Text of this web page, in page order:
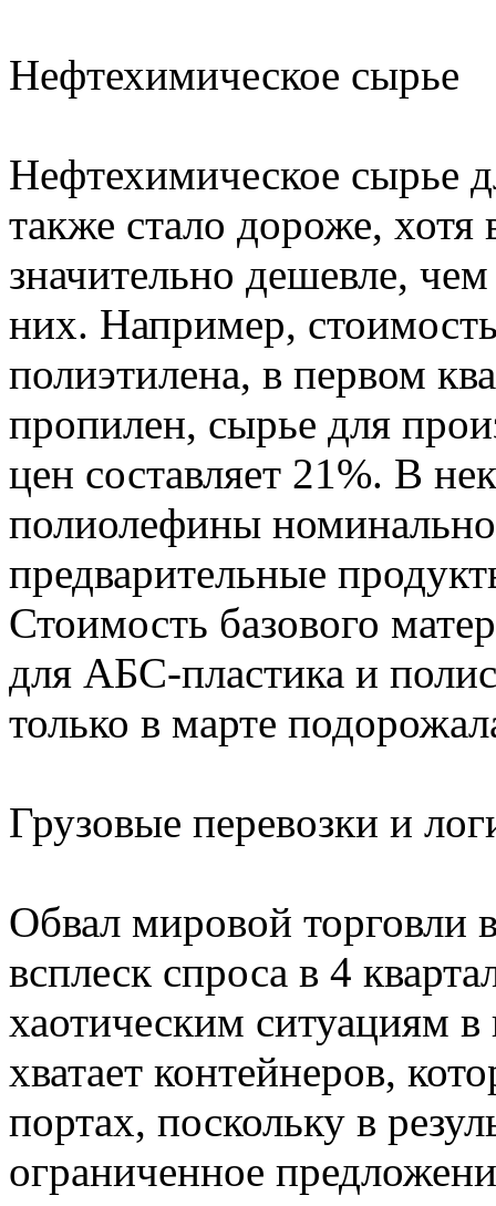
Нефтехимическое сырье
Нефтехимическое сырье
также стало дороже, хотя
значительно дешевле,
них. Например,
полиэтилена, в первом
пропилен, сырье для
цен составляет 21%. В
полиолефины
предварительные
Стоимость базового
для АБС-пластика и
только в марте
Грузовые перевозки и
Обвал мировой торговли
всплеск спроса в 4
хаотическим ситуациям в
хватает контейнеров,
портах, поскольку в
ограниченное